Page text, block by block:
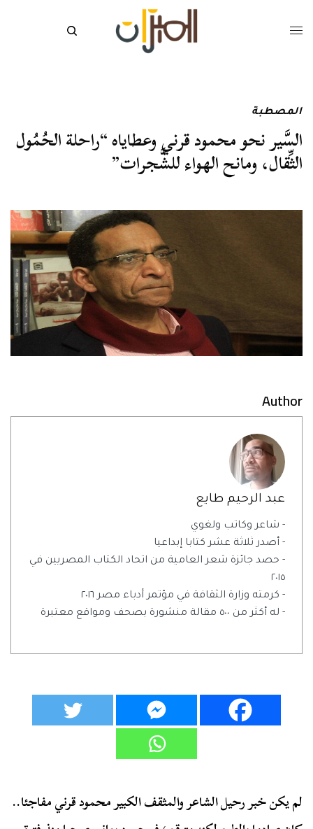
المصطبة
السَّير نحو محمود قرني وعطاياه “راحلة الحُمُول
الثِّقال، ومانح الهواء للشَّجرات”
Author
عبد الرحيم طايع
- شاعر وكاتب ولغوي
- أصدر ثلاثة عشر كتابا إبداعيا
- حصد جائزة شعر العامية من اتحاد الكتاب المصريين في
٢٠١٥
- كرمته وزارة الثقافة في مؤتمر أدباء مصر ٢٠١٦
- له أكثر من ٥٠٠ مقالة منشورة بصحف ومواقع معتبرة
لم يكن خبر رحيل الشاعر والمثقف الكبير محمود قرني مفاجئا..